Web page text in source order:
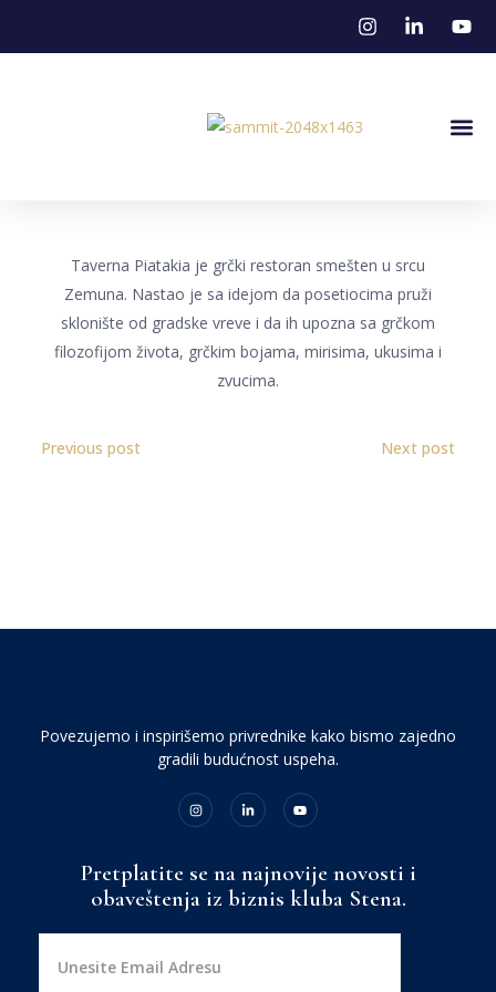
Taverna Piatakia je grčki restoran smešten u srcu
Zemuna. Nastao je sa idejom da posetiocima pruži
sklonište od gradske vreve i da ih upozna sa grčkom
filozofijom života, grčkim bojama, mirisima, ukusima i
zvucima.
Previous post Next post
Povezujemo i inspirišemo privrednike kako bismo zajedno
gradili budućnost uspeha.
Pretplatite se na najnovije novosti i
obaveštenja iz biznis kluba Stena.